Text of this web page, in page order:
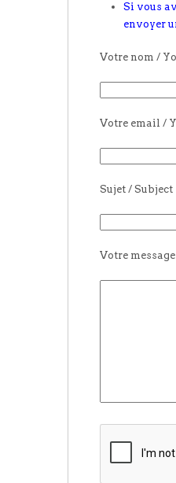
Si vous
envoyer
Votre nom /
Votre email /
Sujet / Subject
Votre